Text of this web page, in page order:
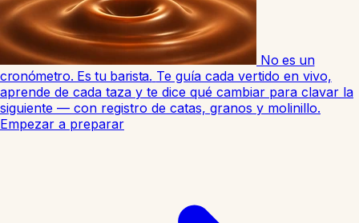
No es un
cronómetro. Es tu barista. Te guía cada vertido en vivo,
aprende de cada taza y te dice qué cambiar para clavar la
siguiente — con registro de catas, granos y molinillo.
Empezar a preparar